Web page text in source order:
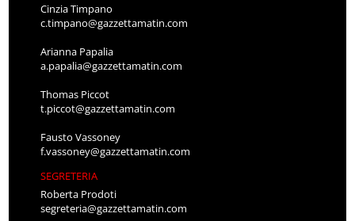
Cinzia Timpano
c.timpano@gazzettamatin.com
Arianna Papalia
a.papalia@gazzettamatin.com
Thomas Piccot
t.piccot@gazzettamatin.com
Fausto Vassoney
f.vassoney@gazzettamatin.com
SEGRETERIA
Roberta Prodoti
segreteria@gazzettamatin.com